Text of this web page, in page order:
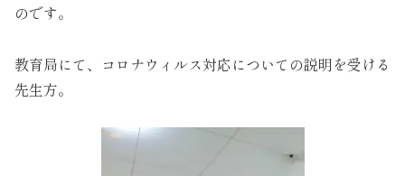
のです。
教育局にて、コロナウィルス対応についての説明を受ける
先生方。